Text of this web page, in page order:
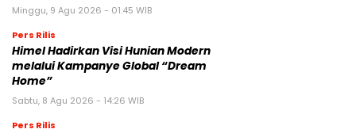
Minggu, 9 Agu 2026 - 01:45 WIB
Pers Rilis
Himel Hadirkan Visi Hunian Modern
melalui Kampanye Global “Dream
Home”
Sabtu, 8 Agu 2026 - 14:26 WIB
Pers Rilis